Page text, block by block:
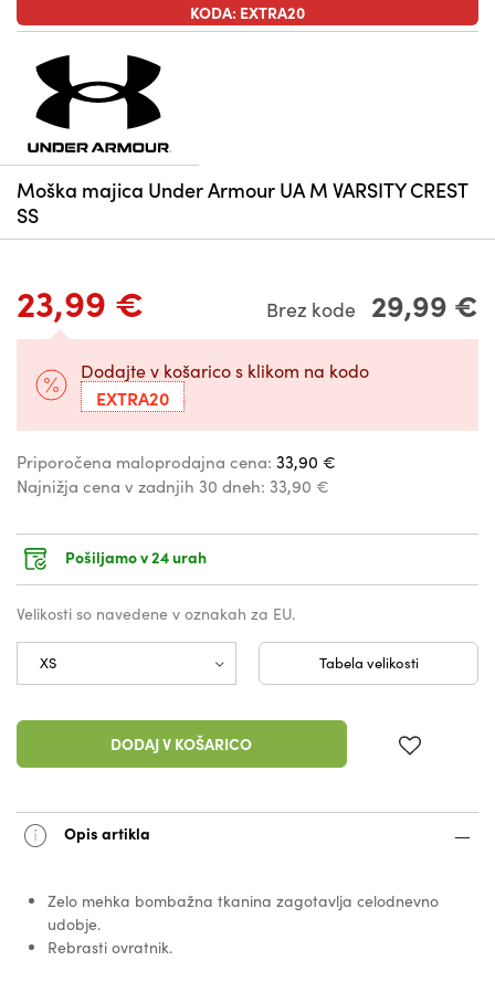
KODA: EXTRA20
Moška majica Under Armour UA M VARSITY CREST
SS
23,99 € Brez kode 29,99 €
Dodajte v košarico s klikom na kodo
EXTRA20
Priporočena maloprodajna cena: 33,90 €
Najnižja cena v zadnjih 30 dneh: 33,90 €
Pošiljamo v 24 urah
Velikosti so navedene v oznakah za EU.
Tabela velikosti
DODAJ V KOŠARICO
Opis artikla
Zelo mehka bombažna tkanina zagotavlja celodnevno
udobje.
Rebrasti ovratnik.